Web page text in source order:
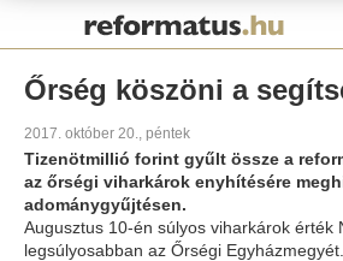
Őrség köszöni a
2017. október 20., péntek
Tizenötmillió forint gyűlt össze a
az őrségi viharkárok enyhítésére
adománygyűjtésen.
Augusztus 10-én súlyos viharkárok érték
legsúlyosabban az Őrségi